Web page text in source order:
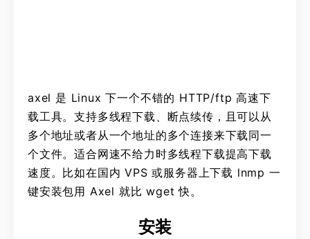
axel 是 Linux 下一个不错的 HTTP/ftp 高速下
载工具。支持多线程下载、断点续传，且可以从
多个地址或者从一个地址的多个连接来下载同一
个文件。适合网速不给力时多线程下载提高下载
速度。比如在国内 VPS 或服务器上下载 lnmp 一
键安装包用 Axel 就比 wget 快。
安装